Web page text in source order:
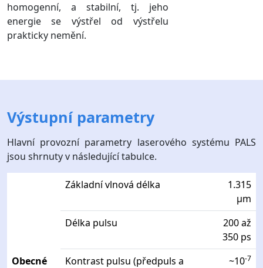
homogenní, a stabilní, tj. jeho
energie se výstřel od výstřelu
prakticky nemění.
Výstupní parametry
Hlavní provozní parametry laserového systému PALS
jsou shrnuty v následující tabulce.
Obecné
Základní vlnová délka
1.315
μm
Délka pulsu
200 až
350 ps
Kontrast pulsu (předpuls a
~10-7